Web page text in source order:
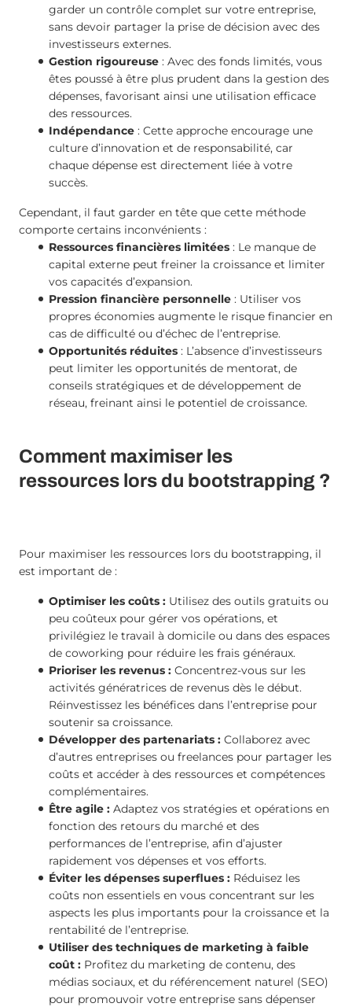
garder un contrôle complet sur votre entreprise,
sans devoir partager la prise de décision avec des
investisseurs externes.
Gestion rigoureuse : Avec des fonds limités, vous
êtes poussé à être plus prudent dans la gestion des
dépenses, favorisant ainsi une utilisation efficace
des ressources.
Indépendance : Cette approche encourage une
culture d’innovation et de responsabilité, car
chaque dépense est directement liée à votre
succès.
Cependant, il faut garder en tête que cette méthode
comporte certains inconvénients :
Ressources financières limitées : Le manque de
capital externe peut freiner la croissance et limiter
vos capacités d’expansion.
Pression financière personnelle : Utiliser vos
propres économies augmente le risque financier en
cas de difficulté ou d’échec de l’entreprise.
Opportunités réduites : L’absence d’investisseurs
peut limiter les opportunités de mentorat, de
conseils stratégiques et de développement de
réseau, freinant ainsi le potentiel de croissance.
Comment maximiser les
ressources lors du bootstrapping ?
Pour maximiser les ressources lors du bootstrapping, il
est important de :
Optimiser les coûts : Utilisez des outils gratuits ou
peu coûteux pour gérer vos opérations, et
privilégiez le travail à domicile ou dans des espaces
de coworking pour réduire les frais généraux.
Prioriser les revenus : Concentrez-vous sur les
activités génératrices de revenus dès le début.
Réinvestissez les bénéfices dans l’entreprise pour
soutenir sa croissance.
Développer des partenariats : Collaborez avec
d’autres entreprises ou freelances pour partager les
coûts et accéder à des ressources et compétences
complémentaires.
Être agile : Adaptez vos stratégies et opérations en
fonction des retours du marché et des
performances de l’entreprise, afin d’ajuster
rapidement vos dépenses et vos efforts.
Éviter les dépenses superflues : Réduisez les
coûts non essentiels en vous concentrant sur les
aspects les plus importants pour la croissance et la
rentabilité de l’entreprise.
Utiliser des techniques de marketing à faible
coût : Profitez du marketing de contenu, des
médias sociaux, et du référencement naturel (SEO)
pour promouvoir votre entreprise sans dépenser